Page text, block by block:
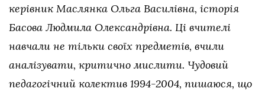
керівник Маслянка Ольга Василівна, історія
Басова Людмила Олександрівна. Ці вчителі
навчали не тільки своїх предметів, вчили
аналізувати, критично мислити. Чудовий
педагогічний колектив 1994-2004, пишаюся, що